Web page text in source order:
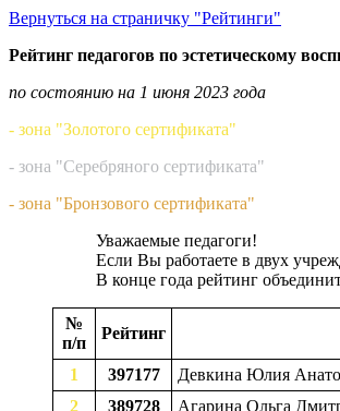
Вернуться на страничку "Рейтинги"
Рейтинг педагогов по эстетическому
по состоянию на 1 июня 2023 года
- зона "Золотого сертификата"
- зона "Серебряного сертификата"
- зона "Бронзового сертификата"
Уважаемые педагоги!
Если Вы работаете в двух
В конце года рейтинг
№
п/п
Рейтинг
1 397177
Девкина Юлия
2
389728
Агарина Ольга